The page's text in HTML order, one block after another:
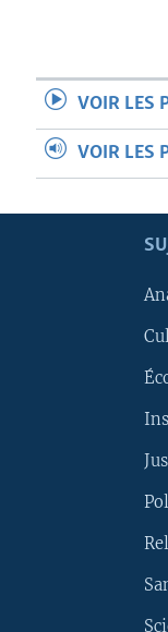
VOIR LES
VOIR LES